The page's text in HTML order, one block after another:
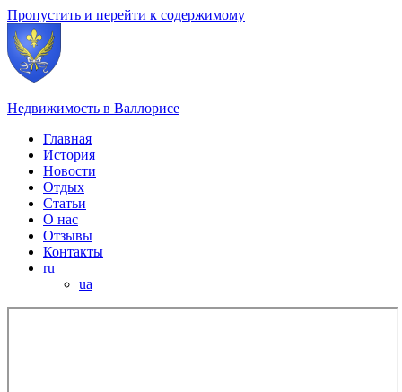
Пропустить и перейти к содержимому
Недвижимость в Валлорисе
Главная
История
Новости
Отдых
Статьи
О нас
Отзывы
Контакты
ru
ua